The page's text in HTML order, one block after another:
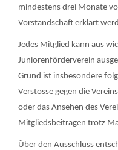
mindestens drei Monate
Vorstandschaft erklärt
Jedes Mitglied kann aus
Juniorenförderverein
Grund ist insbesondere
Verstösse gegen die
oder das Ansehen des
Mitgliedsbeiträgen trotz
Über den Ausschluss